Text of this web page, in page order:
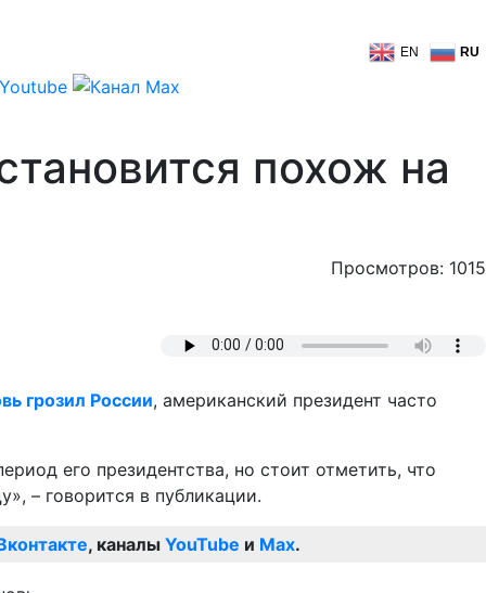
EN RU
похож на
Просмотров: 1015
грозил России, американский президент часто
его президентства, но стоит отметить, что
– говорится в публикации.
, каналы YouTube и Max.